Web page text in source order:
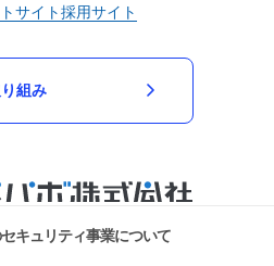
サイト採用サイト
組み
キュリティ事業について